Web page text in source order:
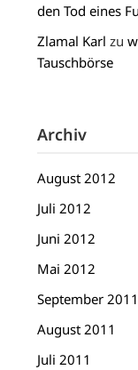
den Tod eines
Zlamal Karl zu
Tauschbörse
Archiv
August 2012
Juli 2012
Juni 2012
Mai 2012
September 2011
August 2011
Juli 2011